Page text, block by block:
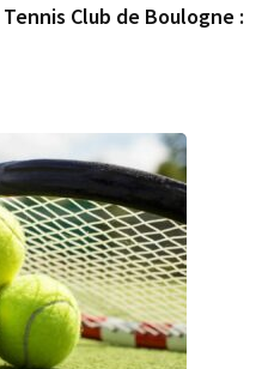
Club de Boulogne :